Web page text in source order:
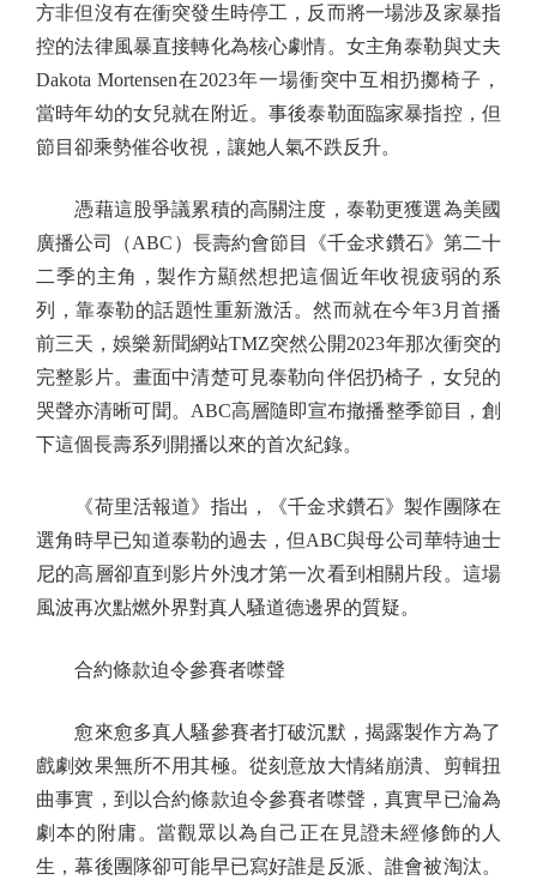
方非但沒有在衝突發生時停工，反而將一場涉及家暴指
控的法律風暴直接轉化為核心劇情。女主角泰勒與丈夫
Dakota Mortensen在2023年一場衝突中互相扔擲椅子，
當時年幼的女兒就在附近。事後泰勒面臨家暴指控，但
節目卻乘勢催谷收視，讓她人氣不跌反升。
憑藉這股爭議累積的高關注度，泰勒更獲選為美國
廣播公司（ABC）長壽約會節目《千金求鑽石》第二十
二季的主角，製作方顯然想把這個近年收視疲弱的系
列，靠泰勒的話題性重新激活。然而就在今年3月首播
前三天，娛樂新聞網站TMZ突然公開2023年那次衝突的
完整影片。畫面中清楚可見泰勒向伴侶扔椅子，女兒的
哭聲亦清晰可聞。ABC高層隨即宣布撤播整季節目，創
下這個長壽系列開播以來的首次紀錄。
《荷里活報道》指出，《千金求鑽石》製作團隊在
選角時早已知道泰勒的過去，但ABC與母公司華特迪士
尼的高層卻直到影片外洩才第一次看到相關片段。這場
風波再次點燃外界對真人騷道德邊界的質疑。
合約條款迫令參賽者噤聲
愈來愈多真人騷參賽者打破沉默，揭露製作方為了
戲劇效果無所不用其極。從刻意放大情緒崩潰、剪輯扭
曲事實，到以合約條款迫令參賽者噤聲，真實早已淪為
劇本的附庸。當觀眾以為自己正在見證未經修飾的人
生，幕後團隊卻可能早已寫好誰是反派、誰會被淘汰。